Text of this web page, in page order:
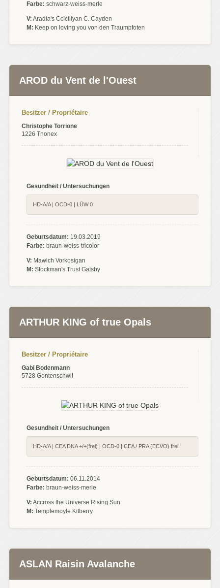
Farbe: schwarz-weiss-merle
V: Aradia's Ccicillyan C. Cayden
M: Keep on loving you von den Traumpfoten
AROD du Vent de l'Ouest
Besitzer / Propriétaire
Christophe Torrione
1226 Thonex
Gesundheit / Untersuchungen
HD-A/A | OCD-0 | LÜW 0
Geburtsdatum: 19.03.2019
Farbe: braun-weiss-tricolor
V: Mawlch Vorkosigan
M: Stockman's Trust Gatsby
ARTHUR KING of true Opals
Besitzer / Propriétaire
Gabi Bodenmann
5728 Gontenschwil
Gesundheit / Untersuchungen
HD-A/A | CEA DNA +/+(frei) | OCD-0 | CEA / PRA (ECVO) frei
Geburtsdatum: 06.11.2014
Farbe: braun-weiss-merle
V: Accross the Universe Rising Sun
M: Templemoyle Kilberry
ASLAN Raisin Avalanche